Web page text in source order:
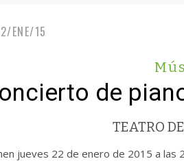
ENE/15
de
TEATRO
jueves 22 de enero de 2015 a las